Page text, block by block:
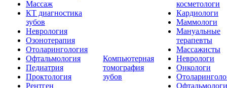
Массаж
КТ диагностика
зубов
Неврология
Озонотерапия
Отоларингология
Офтальмология
Педиатрия
Проктология
Рентген
Компьютерная
томография
зубов
косметологи
Кардиологи
Маммологи
Мануальные
терапевты
Массажисты
Неврологи
Онкологи
Офтальмологи